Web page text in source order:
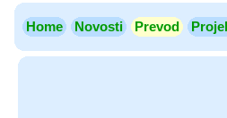
Home Novosti Prevod